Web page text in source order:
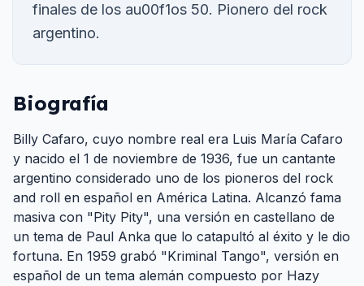
finales de los au00f1os 50. Pionero del rock
argentino.
Biografía
Billy Cafaro, cuyo nombre real era Luis María Cafaro
y nacido el 1 de noviembre de 1936, fue un cantante
argentino considerado uno de los pioneros del rock
and roll en español en América Latina. Alcanzó fama
masiva con "Pity Pity", una versión en castellano de
un tema de Paul Anka que lo catapultó al éxito y le dio
fortuna. En 1959 grabó "Kriminal Tango", versión en
español de un tema alemán compuesto por Hazy